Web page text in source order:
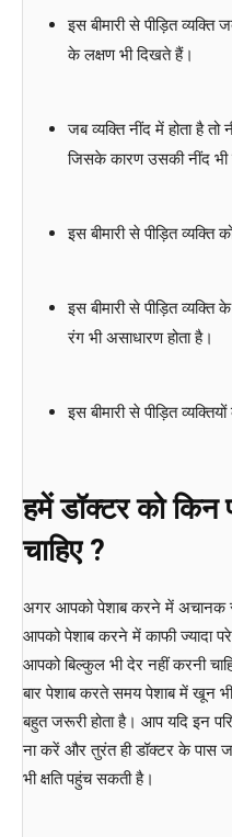
इस बीमारी से पीड़ित
के लक्षण भी दिखते हैं।
जब व्यक्ति नींद में होता है तो
जिसके कारण उसकी नींद भी
इस बीमारी से पीड़ित व्यक्ति
इस बीमारी से पीड़ित
रंग भी असाधारण होता है।
इस बीमारी से पीड़ित
हमें डॉक्टर को किन
चाहिए ?
अगर आपको पेशाब करने में अचानक
आपको पेशाब करने में काफी ज्यादा
आपको बिल्कुल भी देर नहीं करनी
बार पेशाब करते समय पेशाब में खून
बहुत जरूरी होता है। आप यदि इन
ना करें और तुरंत ही डॉक्टर के पास
भी क्षति पहुंच सकती है।